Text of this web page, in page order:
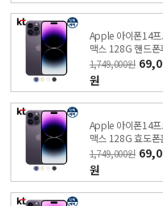
Apple 아이폰14
맥스 128G 핸드폰
개통 비밀 특가폰
KT샵
1,749,000원
원
Apple 아이폰14
맥스 128G 효도폰
쇼핑 비밀 특가폰
KT샵
1,749,000원
원